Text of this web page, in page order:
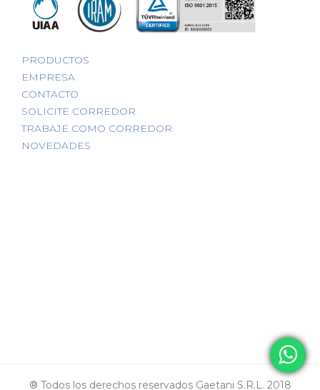
PRODUCTOS
EMPRESA
CONTACTO
SOLICITE CORREDOR
TRABAJE COMO CORREDOR
NOVEDADES
® Todos los derechos reservados Gaetani S.R.L. 2018